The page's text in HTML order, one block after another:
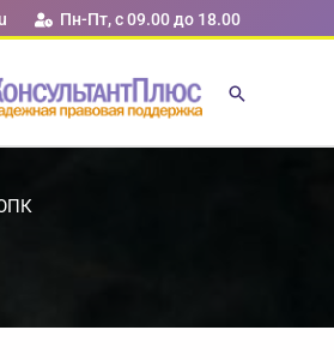
Пн-Пт, с 09.00 до 18.00